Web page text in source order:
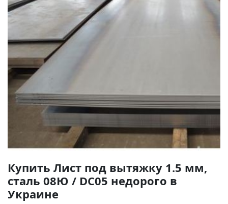
Купить Лист под вытяжку 1.5 мм,
сталь 08Ю / DC05 недорого в
Украине